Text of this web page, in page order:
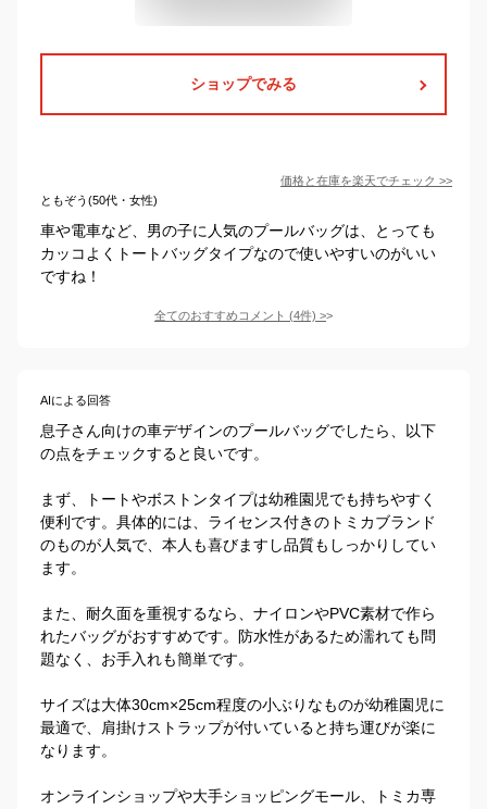
ショップでみる
価格と在庫を楽天でチェック >>
ともぞう(50代・女性)
車や電車など、男の子に人気のプールバッグは、とっても
カッコよくトートバッグタイプなので使いやすいのがいい
ですね！
全てのおすすめコメント (4件) >
AIによる回答
息子さん向けの車デザインのプールバッグでしたら、以下
の点をチェックすると良いです。
まず、トートやボストンタイプは幼稚園児でも持ちやすく
便利です。具体的には、ライセンス付きのトミカブランド
のものが人気で、本人も喜びますし品質もしっかりしてい
ます。
また、耐久面を重視するなら、ナイロンやPVC素材で作ら
れたバッグがおすすめです。防水性があるため濡れても問
題なく、お手入れも簡単です。
サイズは大体30cm×25cm程度の小ぶりなものが幼稚園児に
最適で、肩掛けストラップが付いていると持ち運びが楽に
なります。
オンラインショップや大手ショッピングモール、トミカ専